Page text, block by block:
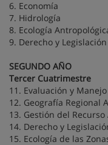
6. Economía
7. Hidrología
8. Ecología
9. Derecho y
SEGUNDO AÑO
Tercer Cuatrimestre
11. Evaluación y
12. Geografía Regional
13. Gestión del Recurso
14. Derecho y
15. Ecología de las